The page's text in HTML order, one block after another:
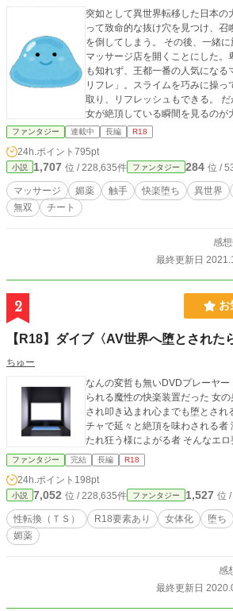
突如として異世界転移した日本の大学生
って致命的な抜け穴を見つけ、召
を倒してしまう。 その後、一緒に旅をしたスライムと共に、
マッサージ店を開くことにした。卑猥な目
も知れず、王都一番の人気になる
リフレ」。スライムを巧みに操
取り、リフレッシュもできる。 だがそこは三度の飯よりも少
女が絶頂している瞬間を見るのが
店。 そんな店では、膣に媚薬100%の粘液を注入され、美少
女たちが「気持ちよくなって」いる！！！ 感想大
※1グロは一切ありません。登場人
とも（たぶん）ありません。今日
というよりは、スライムは主人公
ます。そっち方面を期待していた
ファンタジー 連載中 長編 R18
24h.ポイント 795pt
小説 1,707 位 / 228,635件 ファンタジー 284 位 /
マッサージ 媚薬 触手 快楽堕ち 異世界
無双
チート
感
最終更新日
2 お
【R18】ダイブ〈AV世界へ堕とされた
ちゅー
なんの変哲も無いDVDプレーヤー それはAVの世界へ転移させ
られる魔性の快楽装置だった 女の身体の快楽を徹底的に焦ら
され叩き込まれ心までも堕とされる者 手足を拘束され
チャで延々と絶頂を味わされる者 潜入先で捕まり、媚薬を打
たれ狂う様によがる
ファンタジー 完結 長編 R18
24h.ポイント 198pt
小説 7,052 位 / 228,635件 ファンタジー 1,527 位
性転換（ＴＳ） R18要素あり 女体化 堕ち
媚薬
感
最終更新日